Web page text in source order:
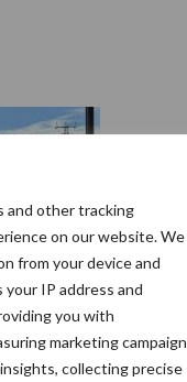
and other tracking
on our website. We
from your device and
IP address and
you with
marketing campaign
collecting precise